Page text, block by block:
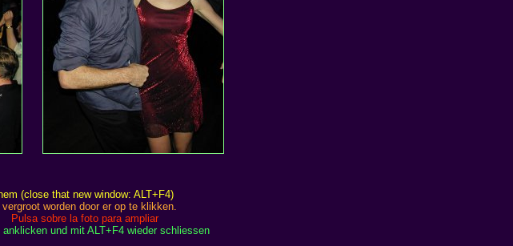
(close that new window: ALT+F4)
worden door er op te klikken.
Pulsa sobre la foto para ampliar
und mit ALT+F4 wieder schliessen